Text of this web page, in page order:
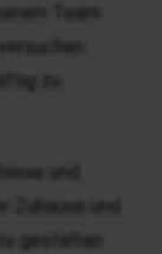
Team
zu
und
Zuhause und
gestalten